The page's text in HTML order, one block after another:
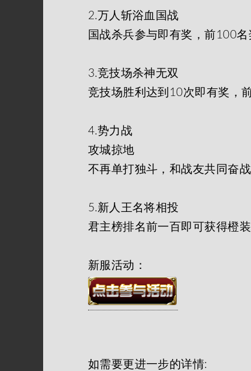
2.万人斩浴血国战
国战杀兵参与即有奖，前100名
3.竞技场杀神无双
竞技场胜利达到10次即有奖，
4.势力战
攻城掠地
不再单打独斗，和战友共同奋
5.新人王名将相投
君主榜排名前一百即可获得橙
新服活动：
如需要更进一步的详情: